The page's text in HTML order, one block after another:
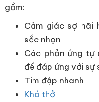
gồm:
Cảm giác sợ hãi
sắc nhọn
Các phản ứng tự
để đáp ứng với sự
Tim đập nhanh
Khó thở